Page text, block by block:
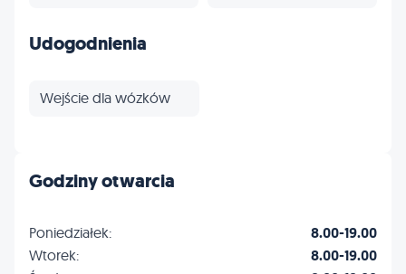
Udogodnienia
Wejście dla wózków
Godziny otwarcia
Poniedziałek: 8.00-19.00
Wtorek: 8.00-19.00